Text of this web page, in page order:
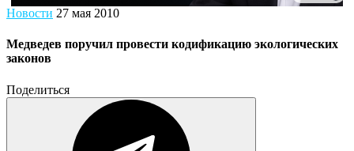
Новости 27 мая 2010
Медведев поручил провести кодификацию экологических
законов
Поделиться